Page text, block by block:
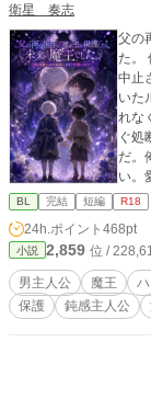
衛星 奏志
父の
た。 侯爵家後継者のセドリックは迷わず父に報告し、再婚を
中止
いた
れなくなった。 そ
ぐ処断を！」 聖女が公
だ。俺
い。
全年
ので
断罪
話。
BL 完結 短編 R18
24h.ポイント 468pt
小説 2,859 位 /
男主人公 魔王
保護
鈍感主人公